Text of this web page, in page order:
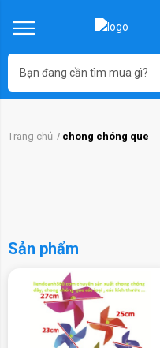
Trang chủ chong chóng que
Sản phẩm